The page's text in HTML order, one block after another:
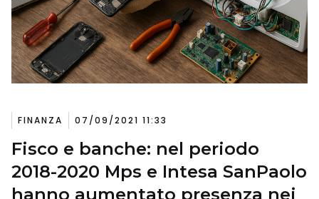
FINANZA 07/09/2021 11:33
Fisco e banche: nel periodo
2018-2020 Mps e Intesa SanPaolo
hanno aumentato presenza nei